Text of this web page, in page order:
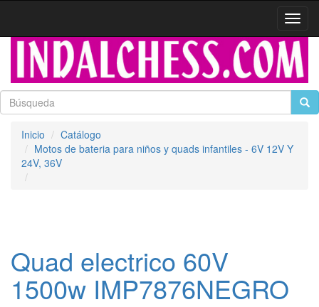
Inicio
Catálogo
Motos de bateria para niños y quads infantiles - 6V 12V Y
24V, 36V
Quad electrico 60V
1500w IMP7876NEGRO